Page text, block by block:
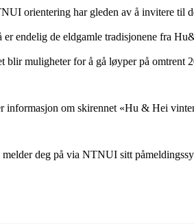
orientering har gleden av å invitere til
er endelig de eldgamle tradisjonene fra
blir muligheter for å gå løyper på omtrent
informasjon om skirennet «Hu & Hei
deg på via NTNUI sitt